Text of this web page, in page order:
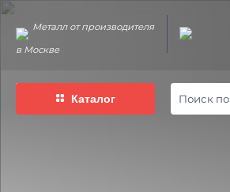
Металл от производителя
в Москве
Каталог